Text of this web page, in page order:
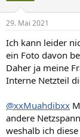
e
:
29. Mai 2021
Ich kann leider
ein Foto davon
Daher ja meine
Interne Netzteil
@xxMuahdibxx
andere
weshalb ich